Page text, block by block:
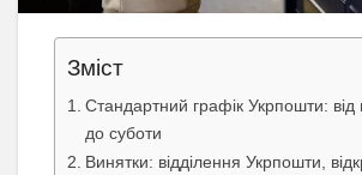
Зміст
Стандартний графік Укрпошти: від
до суботи
Винятки: відділення Укрпошти,